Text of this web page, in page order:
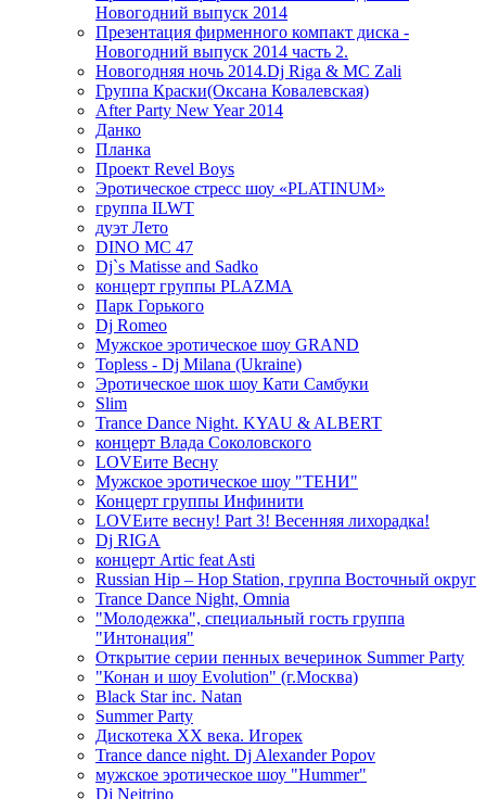
Новогодний выпуск 2014
Презентация фирменного компакт диска -
Новогодний выпуск 2014 часть 2.
Новогодняя ночь 2014.Dj Riga & MC Zali
Группа Краски(Оксана Ковалевская)
After Party New Year 2014
Данко
Планка
Проект Revel Boys
Эротическое стресс шоу «PLATINUM»
группа ILWT
дуэт Лето
DINO MC 47
Dj`s Matisse and Sadko
концерт группы PLAZMA
Парк Горького
Dj Romeo
Мужское эротическое шоу GRAND
Topless - Dj Milana (Ukraine)
Эротическое шок шоу Кати Самбуки
Slim
Trance Dance Night. KYAU & ALBERT
концерт Влада Соколовского
LOVEите Весну
Мужское эротическое шоу "ТЕНИ"
Концерт группы Инфинити
LOVEите весну! Part 3! Весенняя лихорадка!
Dj RIGA
концерт Artic feat Asti
Russian Hip – Hop Station, группа Восточный округ
Trance Dance Night, Omnia
"Молодежка", специальный гость группа
"Интонация"
Открытие серии пенных вечеринок Summer Party
"Конан и шоу Evolution" (г.Москва)
Black Star inc. Natan
Summer Party
Дискотека ХХ века. Игорек
Trance dance night. Dj Alexander Popov
мужское эротическое шоу "Hummer"
Dj Nejtrino